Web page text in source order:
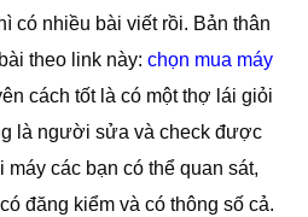
có nhiều bài viết rồi. Bản thân
theo link này: chọn mua máy
cách tốt là có một thợ lái giỏi
là người sửa và check được
máy các bạn có thể quan sát,
đăng kiểm và có thông số cả.